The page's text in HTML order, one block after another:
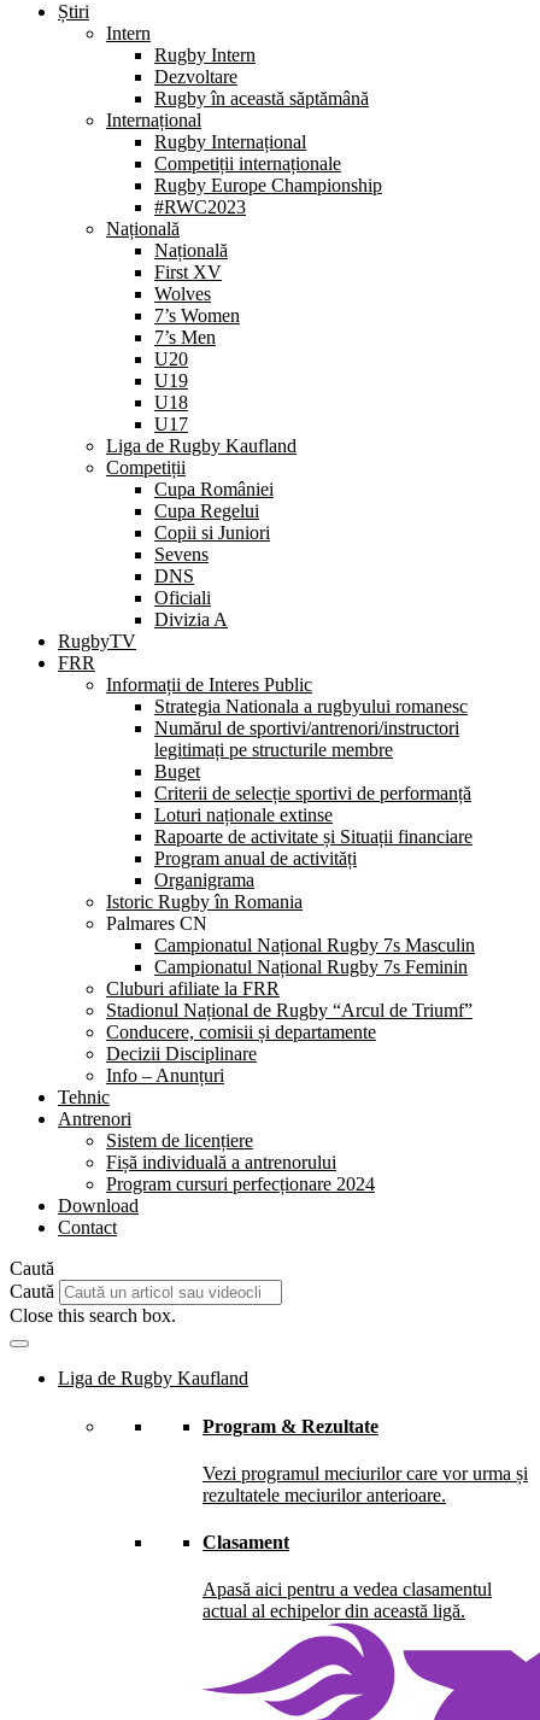
Știri
Intern
Rugby Intern
Dezvoltare
Rugby în această săptămână
Internațional
Rugby Internațional
Competiții internaționale
Rugby Europe Championship
#RWC2023
Națională
Națională
First XV
Wolves
7’s Women
7’s Men
U20
U19
U18
U17
Liga de Rugby Kaufland
Competiții
Cupa României
Cupa Regelui
Copii si Juniori
Sevens
DNS
Oficiali
Divizia A
RugbyTV
FRR
Informații de Interes Public
Strategia Nationala a rugbyului romanesc
Numărul de sportivi/antrenori/instructori
legitimați pe structurile membre
Buget
Criterii de selecție sportivi de performanță
Loturi naționale extinse
Rapoarte de activitate și Situații financiare
Program anual de activități
Organigrama
Istoric Rugby în Romania
Palmares CN
Campionatul Național Rugby 7s Masculin
Campionatul Național Rugby 7s Feminin
Cluburi afiliate la FRR
Stadionul Național de Rugby “Arcul de Triumf”
Conducere, comisii și departamente
Decizii Disciplinare
Info – Anunțuri
Tehnic
Antrenori
Sistem de licențiere
Fișă individuală a antrenorului
Program cursuri perfecționare 2024
Download
Contact
Caută
Caută
Close this search box.
Liga de Rugby Kaufland
Program & Rezultate
Vezi programul meciurilor care vor urma și
rezultatele meciurilor anterioare.
Clasament
Apasă aici pentru a vedea clasamentul
actual al echipelor din această ligă.